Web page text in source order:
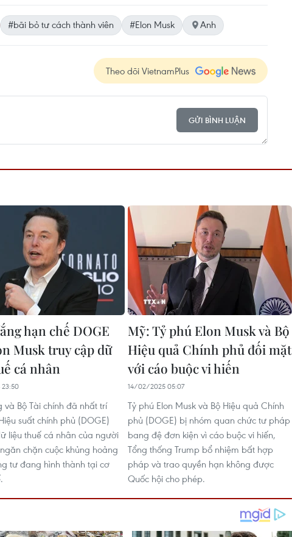
#bãi bỏ tư cách thành viên #Elon Musk Anh
Theo dõi VietnamPlus
GỬI BÌNH LUẬN
hạn chế DOGE
Musk truy cập dữ
cá nhân
và Bộ Tài chính đã nhất trí
suất chính phủ (DOGE)
liệu thuế cá nhân của người
chặn cuộc khủng hoảng
tư đang hình thành tại cơ
Mỹ: Tỷ phú Elon Musk và Bộ
Hiệu quả Chính phủ đối mặt
với cáo buộc vi hiến
14/02/2025 05:07
Tỷ phú Elon Musk và Bộ Hiệu quả Chính
phủ (DOGE) bị nhóm quan chức tư pháp
bang đệ đơn kiện vì cáo buộc vi hiến,
Tổng thống Trump bổ nhiệm bất hợp
pháp và trao quyền hạn không được
Quốc hội cho phép.